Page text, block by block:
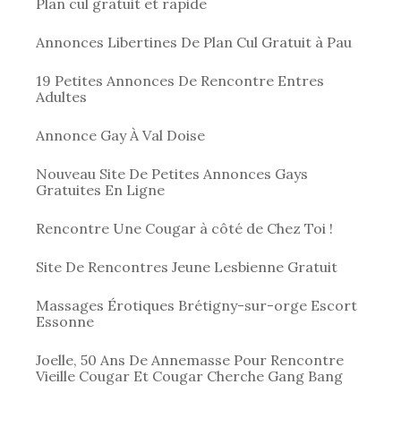
Plan cul gratuit et rapide
Annonces Libertines De Plan Cul Gratuit à Pau
19 Petites Annonces De Rencontre Entres
Adultes
Annonce Gay À Val Doise
Nouveau Site De Petites Annonces Gays
Gratuites En Ligne
Rencontre Une Cougar à côté de Chez Toi !
Site De Rencontres Jeune Lesbienne Gratuit
Massages Érotiques Brétigny-sur-orge Escort
Essonne
Joelle, 50 Ans De Annemasse Pour Rencontre
Vieille Cougar Et Cougar Cherche Gang Bang